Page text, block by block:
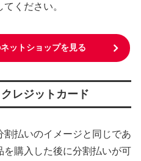
ください。
ットショップを見る
レジットカード
払いのイメージと同じであ
を購入した後に分割払いが可